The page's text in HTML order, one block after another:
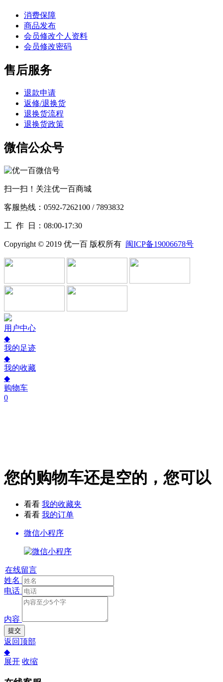
消费保障
商品发布
会员修改个人资料
会员修改密码
售后服务
退款申请
返修/退换货
退换货流程
退换货政策
微信公众号
扫一扫！关注优一百商城
客服热线：0592-7262100 / 7893832
工作 日：08:00-17:30
Copyright © 2019 优一百 版权所有 闽ICP备19006678号
用户中心
◆
我的足迹
◆
我的收藏
◆
购物车
0
您的购物车还是空的，您可以
看看 我的收藏夹
看看 我的订单
微信小程序
在线留言
姓名
电话
内容
提交
返回顶部
◆
展开 收缩